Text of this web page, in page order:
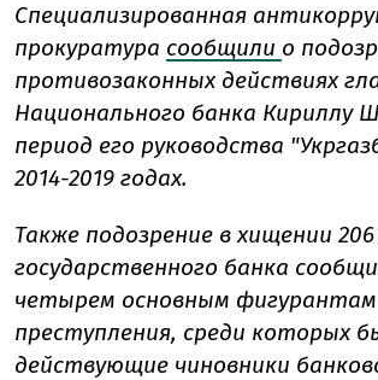
Специализированная
прокуратура сообщили о
противозаконных действиях
Национального банка Кириллу
период его руководства
2014-2019 годах.
Также подозрение в хищении
государственного банка
четырем основным фигурантам
преступления, среди которых
действующие чиновники